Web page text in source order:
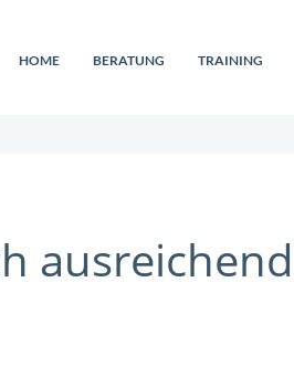
HOME BERATUNG TRAINING
ausreichend